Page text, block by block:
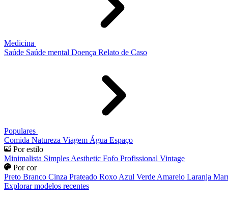
Medicina
Saúde Saúde mental Doença Relato de Caso
Populares
Comida Natureza Viagem Água Espaço
Por estilo
Minimalista Simples Aesthetic Fofo Profissional Vintage
Por cor
Preto Branco Cinza Prateado Roxo Azul Verde Amarelo Laranja
Explorar modelos recentes